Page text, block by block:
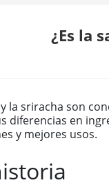
¿Es la
la sriracha son
diferencias en
y mejores usos.